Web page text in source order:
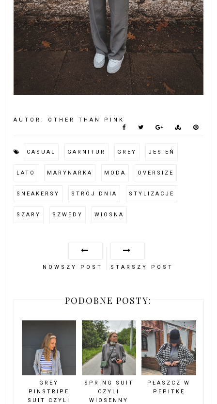
AUTOR: OTHER THAN PINK
CASUAL GARNITUR GREY JESIEŃ
LATO MARYNARKA MODA OVERSIZE
SNEAKERSY STRÓJ DNIA STYLIZACJE
SZARY SZWEDY WIOSNA
NOWSZY POST STARSZY POST
PODOBNE POSTY:
GREY
PINSTRIPE
SUIT CZYLI
SPRING SUIT
CZYLI
WIOSENNY
PŁASZCZ W
PEPITKĘ